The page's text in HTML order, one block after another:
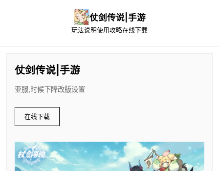
仗剑传说|手游
玩法说明使用攻略在线下载
仗剑传说|手游
亚服,时候下降改版设置
在线下载